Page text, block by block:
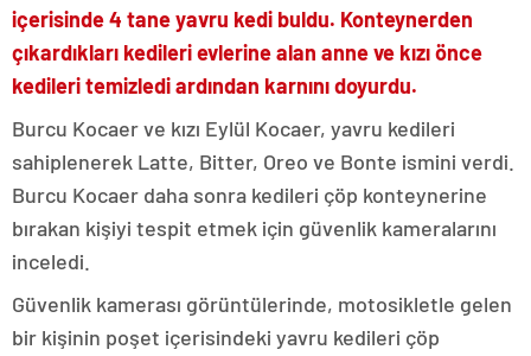
içerisinde 4 tane yavru kedi buldu. Konteynerden
çıkardıkları kedileri evlerine alan anne ve kızı önce
kedileri temizledi ardından karnını doyurdu.
Burcu Kocaer ve kızı Eylül Kocaer, yavru kedileri
sahiplenerek Latte, Bitter, Oreo ve Bonte ismini verdi.
Burcu Kocaer daha sonra kedileri çöp konteynerine
bırakan kişiyi tespit etmek için güvenlik kameralarını
inceledi.
Güvenlik kamerası görüntülerinde, motosikletle gelen
bir kişinin poşet içerisindeki yavru kedileri çöp